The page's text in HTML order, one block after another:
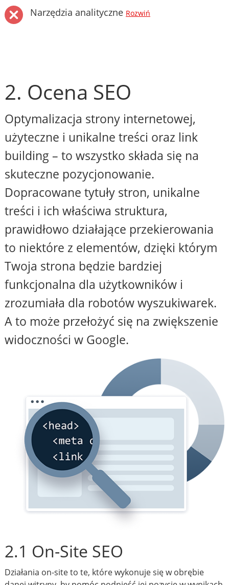
Narzędzia analityczne Rozwiń
2. Ocena SEO
Optymalizacja strony internetowej,
użyteczne i unikalne treści oraz link
building – to wszystko składa się na
skuteczne pozycjonowanie.
Dopracowane tytuły stron, unikalne
treści i ich właściwa struktura,
prawidłowo działające przekierowania
to niektóre z elementów, dzięki którym
Twoja strona będzie bardziej
funkcjonalna dla użytkowników i
zrozumiała dla robotów wyszukiwarek.
A to może przełożyć się na zwiększenie
widoczności w Google.
2.1 On-Site SEO
Działania on-site to te, które wykonuje się w obrębie